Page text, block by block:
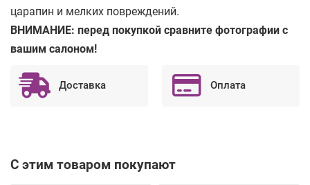
царапин и мелких повреждений.
ВНИМАНИЕ: перед покупкой сравните фотографии с
вашим салоном!
Доставка Оплата
С этим товаром покупают